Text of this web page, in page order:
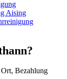
Aising
?
Bezahlung